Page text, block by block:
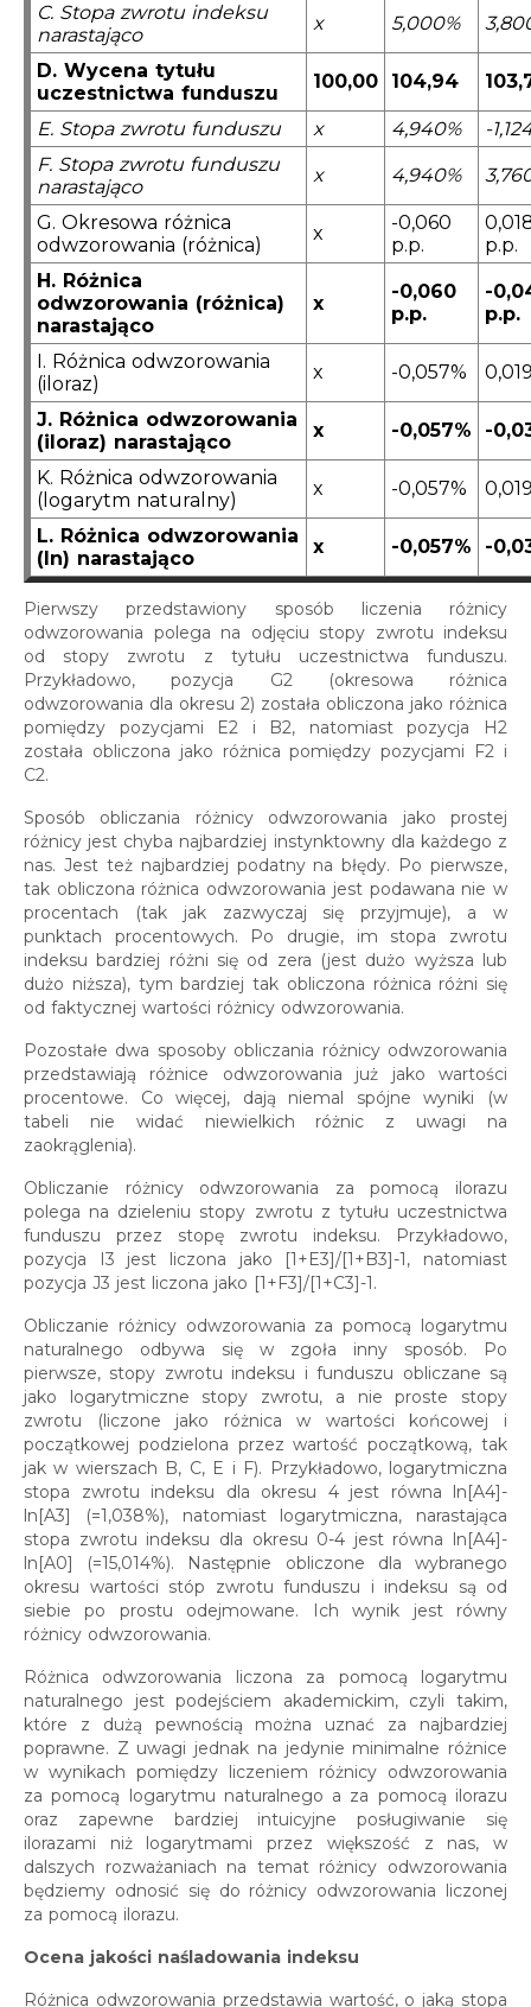
C. Stopa zwrotu indeksu
narastająco
x 5,000%
D. Wycena tytułu
uczestnictwa funduszu
100,00 104,94
E. Stopa zwrotu funduszu x 4,940%
-
F. Stopa zwrotu funduszu
narastająco
x 4,940%
G. Okresowa różnica
odwzorowania (różnica)
x
-0,060
p.p.
p.p.
H. Różnica
odwzorowania (różnica)
narastająco
x
-0,060
p.p.
-
p.p.
I. Różnica odwzorowania
(iloraz)
x -0,057%
J. Różnica odwzorowania
(iloraz) narastająco
x -0,057% -
K. Różnica odwzorowania
(logarytm naturalny)
x -0,057%
L. Różnica odwzorowania
(ln) narastająco
x -0,057% -
Pierwszy przedstawiony sposób liczenia różnicy
odwzorowania polega na odjęciu stopy zwrotu indeksu
od stopy zwrotu z tytułu uczestnictwa funduszu.
Przykładowo, pozycja G2 (okresowa różnica
odwzorowania dla okresu 2) została obliczona jako różnica
pomiędzy pozycjami E2 i B2, natomiast pozycja H2
została obliczona jako różnica pomiędzy pozycjami F2 i
C2.
Sposób obliczania różnicy odwzorowania jako prostej
różnicy jest chyba najbardziej instynktowny dla każdego z
nas. Jest też najbardziej podatny na błędy. Po pierwsze,
tak obliczona różnica odwzorowania jest podawana nie w
procentach (tak jak zazwyczaj się przyjmuje), a w
punktach procentowych. Po drugie, im stopa zwrotu
indeksu bardziej różni się od zera (jest dużo wyższa lub
dużo niższa), tym bardziej tak obliczona różnica różni się
od faktycznej wartości różnicy odwzorowania.
Pozostałe dwa sposoby obliczania różnicy odwzorowania
przedstawiają różnice odwzorowania już jako wartości
procentowe. Co więcej, dają niemal spójne wyniki (w
tabeli nie widać niewielkich różnic z uwagi na
zaokrąglenia).
Obliczanie różnicy odwzorowania za pomocą ilorazu
polega na dzieleniu stopy zwrotu z tytułu uczestnictwa
funduszu przez stopę zwrotu indeksu. Przykładowo,
pozycja I3 jest liczona jako [1+E3]/[1+B3]-1, natomiast
pozycja J3 jest liczona jako [1+F3]/[1+C3]-1.
Obliczanie różnicy odwzorowania za pomocą logarytmu
naturalnego odbywa się w zgoła inny sposób. Po
pierwsze, stopy zwrotu indeksu i funduszu obliczane są
jako logarytmiczne stopy zwrotu, a nie proste stopy
zwrotu (liczone jako różnica w wartości końcowej i
początkowej podzielona przez wartość początkową, tak
jak w wierszach B, C, E i F). Przykładowo, logarytmiczna
stopa zwrotu indeksu dla okresu 4 jest równa ln[A4]-
ln[A3] (=1,038%), natomiast logarytmiczna, narastająca
stopa zwrotu indeksu dla okresu 0-4 jest równa ln[A4]-
ln[A0] (=15,014%). Następnie obliczone dla wybranego
okresu wartości stóp zwrotu funduszu i indeksu są od
siebie po prostu odejmowane. Ich wynik jest równy
różnicy odwzorowania.
Różnica odwzorowania liczona za pomocą logarytmu
naturalnego jest podejściem akademickim, czyli takim,
które z dużą pewnością można uznać za najbardziej
poprawne. Z uwagi jednak na jedynie minimalne różnice
w wynikach pomiędzy liczeniem różnicy odwzorowania
za pomocą logarytmu naturalnego a za pomocą ilorazu
oraz zapewne bardziej intuicyjne posługiwanie się
ilorazami niż logarytmami przez większość z nas, w
dalszych rozważaniach na temat różnicy odwzorowania
będziemy odnosić się do różnicy odwzorowania liczonej
za pomocą ilorazu.
Ocena jakości naśladowania indeksu
Różnica odwzorowania przedstawia wartość, o jaką stopa